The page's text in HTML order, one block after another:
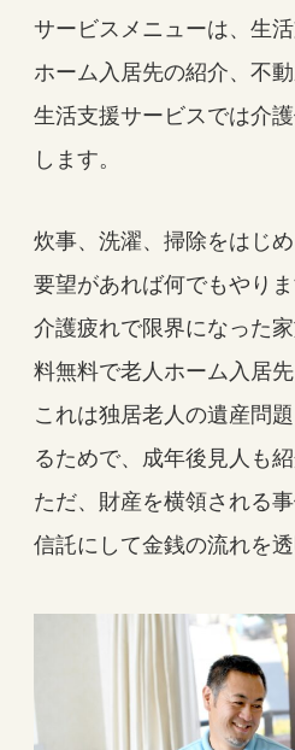
サービスメニューは、生
ホーム入居先の紹介、不動
生活支援サービスでは介
します。
炊事、洗濯、掃除をはじ
要望があれば何でもやりま
介護疲れで限界になった
料無料で老人ホーム入居先
これは独居老人の遺産問
るためで、成年後見人も紹
ただ、財産を横領される
信託にして金銭の流れを透